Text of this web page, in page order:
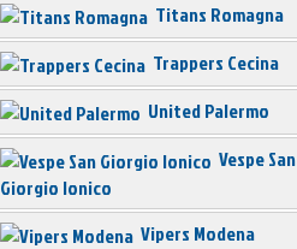
Titans Romagna
Trappers Cecina
United Palermo
Vespe San
Giorgio Ionico
Vipers Modena